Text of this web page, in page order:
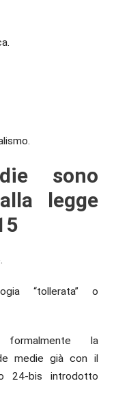
sono
legge
“tollerata” o
la
medie già con il
24-bis introdotto